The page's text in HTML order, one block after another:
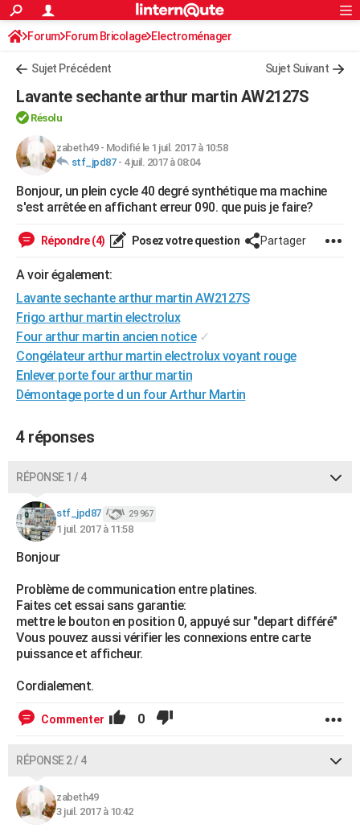
ACTUALITÉS
Politique
Société
Faits Divers
Education
Monde
Villes
+
Programme TV
TNTStreaming
Cinéma
Sorties cinéma
Musique
+FINANCE
Retraite
Impôts
Epargne
Immobilier
Risques naturels par ville
Banque
Assurance
Crédit
AUTO
Mobiles
Meilleur smartphone
Internet
Ordinateurs
Jeux vidéo
Guide high-tech
+BRICOLAGE
Forum
Aménagement intérieur
Extérieur
Cuisine
Salle de bains
Jardinage
Rangement
WEEK-END
Guides de France
Escapades
Patrimoine
Expositions
Musées
Week-end nature
+LIFESTYLE
Art de vivre
Bien-être
Loisirs
Mode
Modes de vie
SANTE
Alimentation
Guide de la santé
Maladies
Médicaments
Sommeil
Destinations
City break
Voyage nature
Voyage de noces
Forum
Climat
PHOTO
BONS PLANS
CARTE DE VOEUX
Carte de Noël
Carte Bonne année
Carte Saint-Valentin
Carte Pâques
Carte d'anniversaire
DICTIONNAIRE
Dictionnaire
Biographies
Citations
Expressions
Proverbes
PROGRAMME TV
S'inscrire
Se connecter
Lycées
Collèges
Primaires
Universités
Entreprises
Service militaire
Avis de recherche
AVIS DE DÉCÈS
FORUM
S'inscrire
Connexion
Forum Forum Bricolage Electroménager
Sujet Précédent Sujet Suivant
Lavante sechante arthur martin AW2127S
Résolu
zabeth49- Modifié le 1 juil. 2017 à 10:58
stf_jpd87- 4 juil. 2017 à 08:04
Bonjour, un plein cycle 40 degré synthétique ma machine
s'est arrêtée en affichant erreur 090. que puis je faire?
Répondre (4) Posez votre question Partager
A voir également:
Lavante sechante arthur martin AW2127S
Frigo arthur martin electrolux
Four arthur martin ancien notice ✓
Congélateur arthur martin electrolux voyant rouge
Enlever porte four arthur martin
Démontage porte d un four Arthur Martin
4 réponses
RÉPONSE 1 / 4
stf_jpd87 29 967
1 juil. 2017 à 11:58
Bonjour
Problème de communication entre platines.
Faites cet essai sans garantie:
mettre le bouton en position 0, appuyé sur "depart différé"
Vous pouvez aussi vérifier les connexions entre carte
puissance et afficheur.
Cordialement.
Commenter 0
RÉPONSE 2 / 4
zabeth49
3 juil. 2017 à 10:42